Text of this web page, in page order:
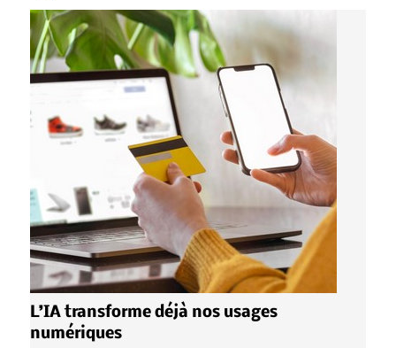
L’IA transforme déjà nos usages
numériques